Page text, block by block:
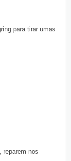
para tirar umas
reparem nos